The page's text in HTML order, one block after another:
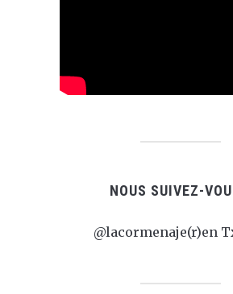
NOUS SUIVEZ-
@lacormenaje(r)en